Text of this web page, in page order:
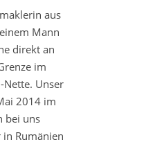
aus
Mann
direkt an
im
Nette. Unser
2014 im
bei uns
Rumänien